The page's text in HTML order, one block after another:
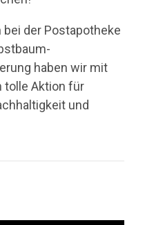
der Postapotheke
haben wir mit
tolle Aktion für
und